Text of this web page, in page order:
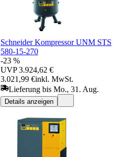
Schneider Kompressor UNM STS
580-15-270
-23 %
UVP 3.924,62 €
3.021,99 €inkl. MwSt.
Lieferung bis Mo., 31. Aug.
Details anzeigen